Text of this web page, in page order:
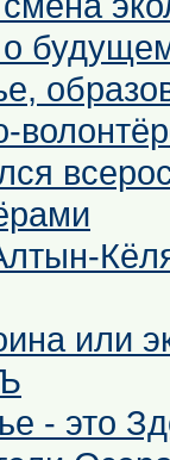
молодёжь и окружающая
или
- это